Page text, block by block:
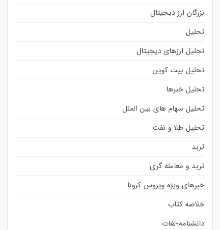
بزرگان ارز دیجیتال
تحلیل
تحلیل ارزهای دیجیتال
تحلیل بیت کوین
تحلیل خبرها
تحلیل سهام های بین الملل
تحلیل طلا و نفت
ترید
ترید و معامله گری
خبرهای ویژه ویروس کرونا
خلاصه کتاب
دانشنامه-لغات